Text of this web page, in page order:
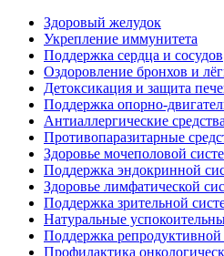
Здоровый желудок
Укрепление иммунитета
Поддержка сердца и сосудов
Оздоровление бронхов и
Детоксикация и защита
Поддержка опорно-
Антиаллергические средства
Противопаразитарные
Здоровье мочеполовой
Поддержка эндокринной
Здоровье лимфатической
Поддержка зрительной
Натуральные
Поддержка
Профилактика